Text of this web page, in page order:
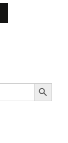
Botón de búsqueda